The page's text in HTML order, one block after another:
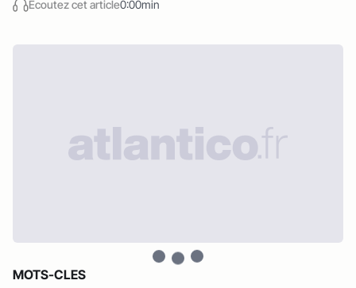
Écoutez cet article0:00min
MOTS-CLES